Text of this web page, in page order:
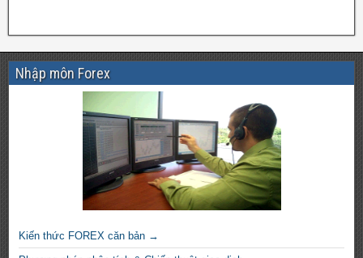
Nhập môn Forex
Kiến thức FOREX căn bản →